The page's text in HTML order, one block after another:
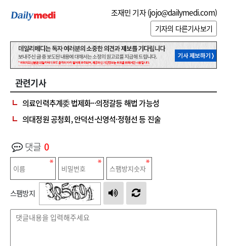
조재민 기자 (jojo@dailymedi.com)
기자의 다른기사보기
관련기사
의료인력추계委 법제화···의정갈등 해법 가능성
의대정원 공청회, 안덕선·신영석·정형선 등 진술
댓글 0
스팸방지